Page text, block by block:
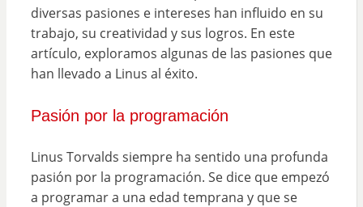
diversas pasiones e intereses han influido en su
trabajo, su creatividad y sus logros. En este
artículo, exploramos algunas de las pasiones que
han llevado a Linus al éxito.
Pasión por la programación
Linus Torvalds siempre ha sentido una profunda
pasión por la programación. Se dice que empezó
a programar a una edad temprana y que se